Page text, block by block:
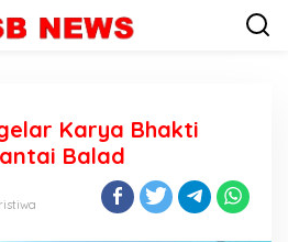
Karya Bhakti
Balad